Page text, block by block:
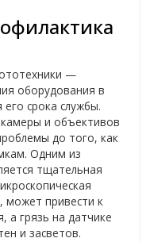
—
оборудования в
срока службы.
и объективов
до того, как
Одним из
тщательная
привести к
а грязь на датчике
и засветов.